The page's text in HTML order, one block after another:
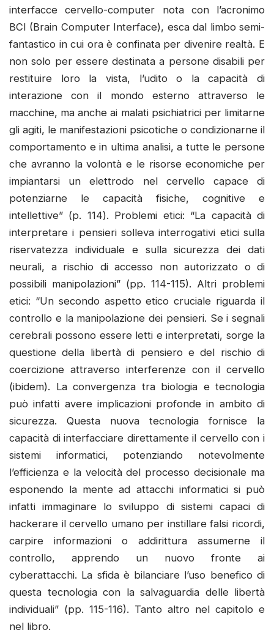
interfacce cervello-computer nota con l’acronimo
BCI (Brain Computer Interface), esca dal limbo semi-
fantastico in cui ora è confinata per divenire realtà. E
non solo per essere destinata a persone disabili per
restituire loro la vista, l’udito o la capacità di
interazione con il mondo esterno attraverso le
macchine, ma anche ai malati psichiatrici per limitarne
gli agiti, le manifestazioni psicotiche o condizionarne il
comportamento e in ultima analisi, a tutte le persone
che avranno la volontà e le risorse economiche per
impiantarsi un elettrodo nel cervello capace di
potenziarne le capacità fisiche, cognitive e
intellettive” (p. 114). Problemi etici: “La capacità di
interpretare i pensieri solleva interrogativi etici sulla
riservatezza individuale e sulla sicurezza dei dati
neurali, a rischio di accesso non autorizzato o di
possibili manipolazioni” (pp. 114-115). Altri problemi
etici: “Un secondo aspetto etico cruciale riguarda il
controllo e la manipolazione dei pensieri. Se i segnali
cerebrali possono essere letti e interpretati, sorge la
questione della libertà di pensiero e del rischio di
coercizione attraverso interferenze con il cervello
(ibidem). La convergenza tra biologia e tecnologia
può infatti avere implicazioni profonde in ambito di
sicurezza. Questa nuova tecnologia fornisce la
capacità di interfacciare direttamente il cervello con i
sistemi informatici, potenziando notevolmente
l’efficienza e la velocità del processo decisionale ma
esponendo la mente ad attacchi informatici si può
infatti immaginare lo sviluppo di sistemi capaci di
hackerare il cervello umano per instillare falsi ricordi,
carpire informazioni o addirittura assumerne il
controllo, apprendo un nuovo fronte ai
cyberattacchi. La sfida è bilanciare l’uso benefico di
questa tecnologia con la salvaguardia delle libertà
individuali” (pp. 115-116). Tanto altro nel capitolo e
nel libro.